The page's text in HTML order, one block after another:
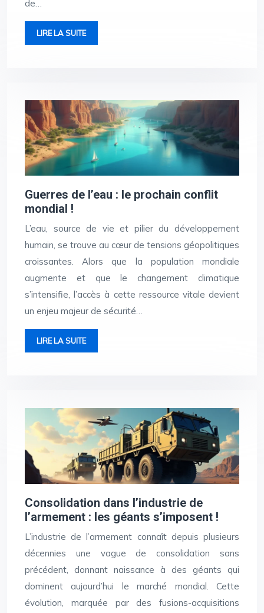
de…
LIRE LA SUITE
Guerres de l’eau : le prochain conflit
mondial !
L’eau, source de vie et pilier du développement
humain, se trouve au cœur de tensions géopolitiques
croissantes. Alors que la population mondiale
augmente et que le changement climatique
s’intensifie, l’accès à cette ressource vitale devient
un enjeu majeur de sécurité…
LIRE LA SUITE
Consolidation dans l’industrie de
l’armement : les géants s’imposent !
L’industrie de l’armement connaît depuis plusieurs
décennies une vague de consolidation sans
précédent, donnant naissance à des géants qui
dominent aujourd’hui le marché mondial. Cette
évolution, marquée par des fusions-acquisitions